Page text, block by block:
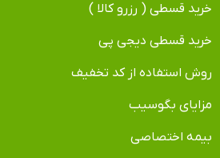
خرید قسطی ( رزرو کالا )
خرید قسطی دیجی پی
روش استفاده از کد تخفیف
مزایای بگوسیب
بیمه اختصاصی